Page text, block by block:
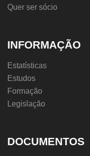
Quer ser sócio
INFORMAÇÃO
Estatísticas
Estudos
Formação
Legislação
DOCUMENTOS